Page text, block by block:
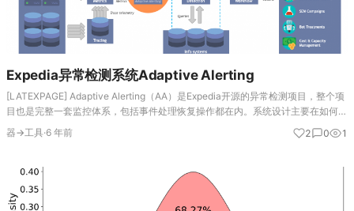
Expedia异常检测系统Adaptive Alerting
[LATEXPAGE] Adaptive Alerting（AA）是Expedia开源的异常检测项目，整个项
目也是完整一套监控体系，包括事件处理恢复操作都在内。系统设计主要在如何方
便集成不同的异常检测算法和评估方法，然后根据指标的情况来路由…
器→工具·6 年前 2 0 1